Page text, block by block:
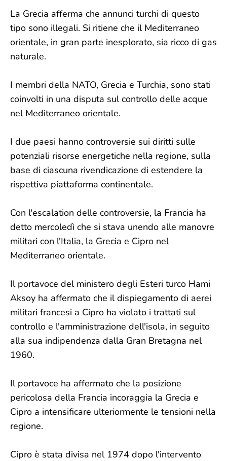
La Grecia afferma che annunci turchi di questo
tipo sono illegali. Si ritiene che il Mediterraneo
orientale, in gran parte inesplorato, sia ricco di gas
naturale.
I membri della NATO, Grecia e Turchia, sono stati
coinvolti in una disputa sul controllo delle acque
nel Mediterraneo orientale.
I due paesi hanno controversie sui diritti sulle
potenziali risorse energetiche nella regione, sulla
base di ciascuna rivendicazione di estendere la
rispettiva piattaforma continentale.
Con l'escalation delle controversie, la Francia ha
detto mercoledì che si stava unendo alle manovre
militari con l'Italia, la Grecia e Cipro nel
Mediterraneo orientale.
Il portavoce del ministero degli Esteri turco Hami
Aksoy ha affermato che il dispiegamento di aerei
militari francesi a Cipro ha violato i trattati sul
controllo e l'amministrazione dell'isola, in seguito
alla sua indipendenza dalla Gran Bretagna nel
1960.
Il portavoce ha affermato che la posizione
pericolosa della Francia incoraggia la Grecia e
Cipro a intensificare ulteriormente le tensioni nella
regione.
Cipro è stata divisa nel 1974 dopo l'intervento